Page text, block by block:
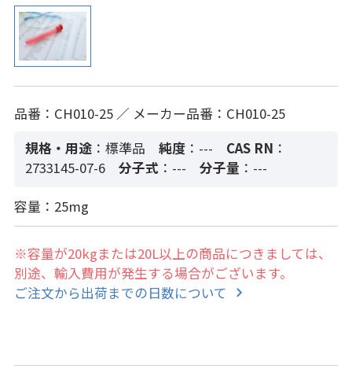
品番：CH010-25 ／ メーカー品番：CH010-25
規格・用途 ：標準品 純度：--- CAS RN ：
2733145-07-6
分子式 ：--- 分子量 ：---
容量：25mg
※容量が20kgまたは20L以上の商品につきましては、
別途、輸入費用が発生する場合がございます。
ご注文から出荷までの日数について